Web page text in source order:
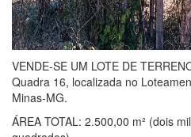
VENDE-SE UM LOTE DE
Quadra 16, localizada no
Minas-MG.
ÁREA TOTAL: 2.500,00 m² (dois